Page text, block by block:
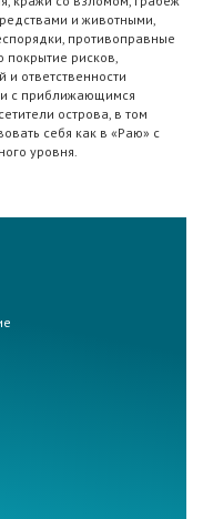
и животными,
противоправные
покрытие рисков,
ответственности
с приближающимся
острова, в том
себя как в «Раю» с
уровня.